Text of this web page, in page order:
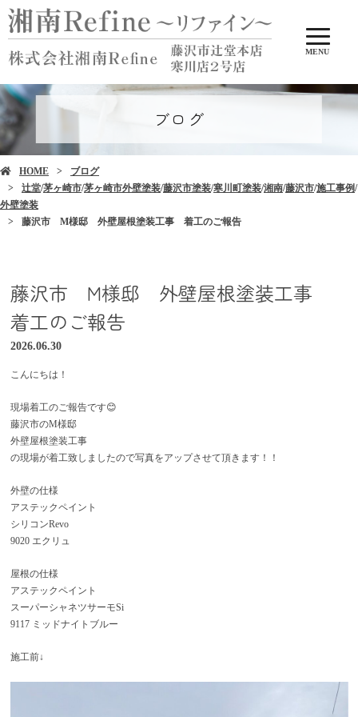
MENU
ブログ
HOME
ブログ
辻堂/茅ヶ崎市/茅ヶ崎市外壁塗装/藤沢市塗装/寒川町塗装/湘南/藤沢市/施工事例/
外壁塗装
藤沢市 M様邸 外壁屋根塗装工事 着工のご報告
藤沢市 M様邸 外壁屋根塗装工事
着工のご報告
2026.06.30
こんにちは！
現場着工のご報告です😊
藤沢市のM様邸
外壁屋根塗装工事
の現場が着工致しましたので写真をアップさせて頂きます！！
外壁の仕様
アステックペイント
シリコンRevo
9020 エクリュ
屋根の仕様
アステックペイント
スーパーシャネツサーモSi
9117 ミッドナイトブルー
施工前↓